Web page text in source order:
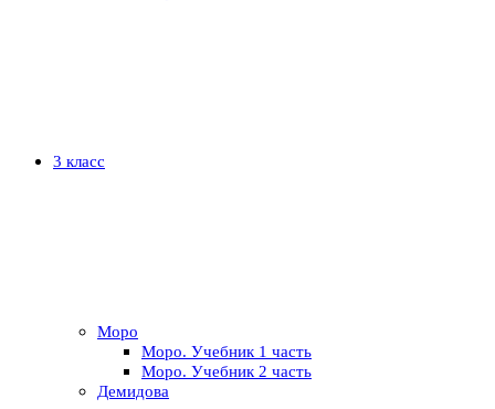
3 класс
Моро
Моро. Учебник 1 часть
Моро. Учебник 2 часть
Демидова